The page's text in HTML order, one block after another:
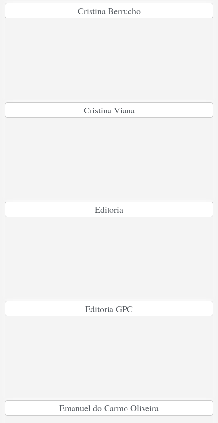
Cristina Berrucho
Cristina Viana
Editoria
Editoria GPC
Emanuel do Carmo Oliveira